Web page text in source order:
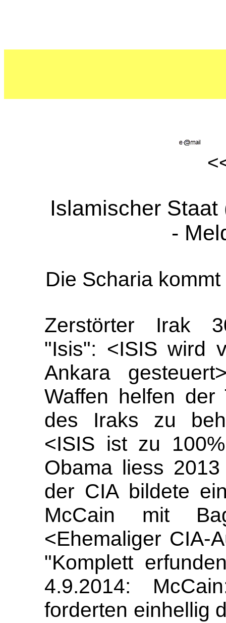
Islamischer Staat
-
Die Scharia
Zerstörter Irak
"Isis": <ISIS wird
Ankara
Waffen helfen der
des Iraks zu
<ISIS ist zu
Obama liess
der CIA bildete
McCain mit
<Ehemaliger CIA-
"Komplett
4.9.2014:
forderten einhellig